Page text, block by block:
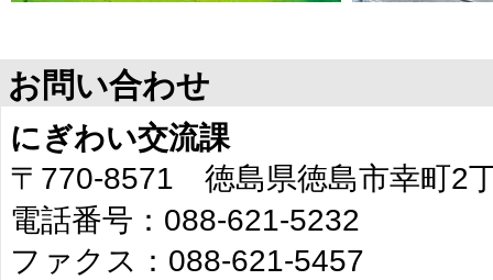
お問い合わせ
にぎわい交流課
〒770-8571 徳島県徳島市幸町2
電話番号：088-621-5232
ファクス：088-621-5457